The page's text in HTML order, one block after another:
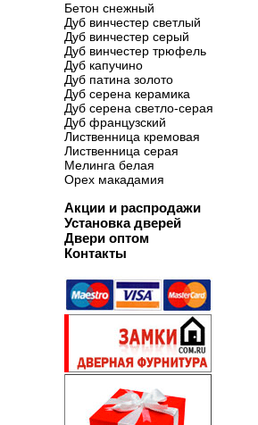
Бетон снежный
Дуб винчестер светлый
Дуб винчестер серый
Дуб винчестер трюфель
Дуб капучино
Дуб патина золото
Дуб серена керамика
Дуб серена светло-серая
Дуб французский
Лиственница кремовая
Лиственница серая
Мелинга белая
Орех макадамия
Акции и распродажи
Установка дверей
Двери оптом
Контакты